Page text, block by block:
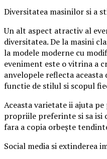
Diversitatea masinilor si a
Un alt aspect atractiv al
diversitatea. De la masini
la modele moderne cu
eveniment este o vitrina a
anvelopele reflecta
functie de stilul si scopul
Aceasta varietate ii ajuta pe
propriile preferinte si sa isi
fara a copia orbește
Social media si extinderea